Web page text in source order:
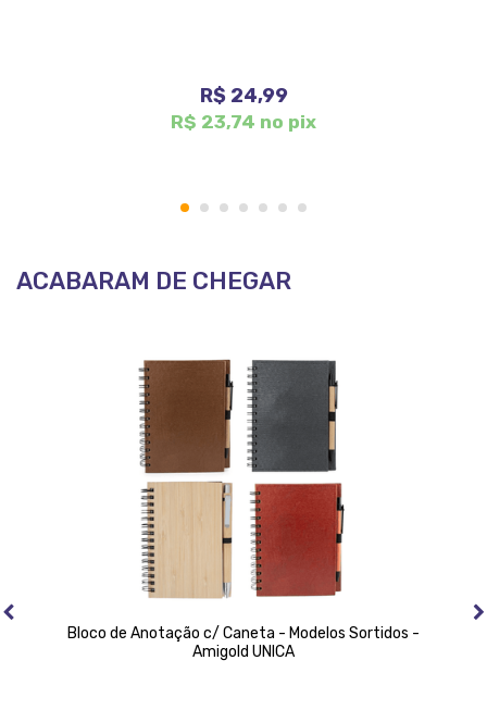
R$ 24,99
R$ 23,74 no pix
1 2 3 4 5 6 7
ACABARAM DE CHEGAR
Bloco de Anotação c/ Caneta - Modelos Sortidos -
Amigold UNICA